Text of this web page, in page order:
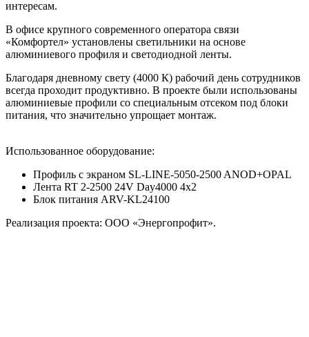
интересам.
В офисе крупного современного оператора связи
«Комфортел» установлены светильники на основе
алюминиевого профиля и светодиодной ленты.
Благодаря дневному свету (4000 К) рабочий день сотрудников
всегда проходит продуктивно. В проекте были использованы
алюминиевые профили со специальным отсеком под блоки
питания, что значительно упрощает монтаж.
Использованное оборудование:
Профиль с экраном SL-LINE-5050-2500 ANOD+OPAL
Лента RT 2-2500 24V Day4000 4x2
Блок питания ARV-KL24100
Реализация проекта: ООО «Энергопрофит».